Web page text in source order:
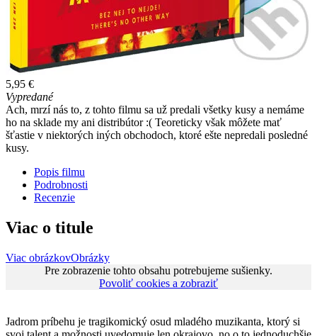
5,95 €
Vypredané
Ach, mrzí nás to, z tohto filmu sa už predali všetky kusy a nemáme
ho na sklade my ani distribútor :( Teoreticky však môžete mať
šťastie v niektorých iných obchodoch, ktoré ešte nepredali posledné
kusy.
Popis filmu
Podrobnosti
Recenzie
Viac o titule
Viac obrázkovObrázky
Pre zobrazenie tohto obsahu potrebujeme sušienky.
Povoliť cookies a zobraziť
Jadrom príbehu je tragikomický osud mladého muzikanta, ktorý si